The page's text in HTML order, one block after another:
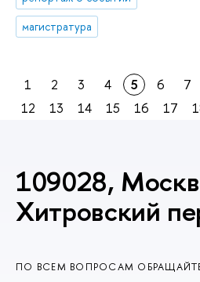
магистратура
1 2 3 4 5 6 7
12
13 14 15 16 17
109028,
Хитровский
ПО ВСЕМ ВОПРОСАМ